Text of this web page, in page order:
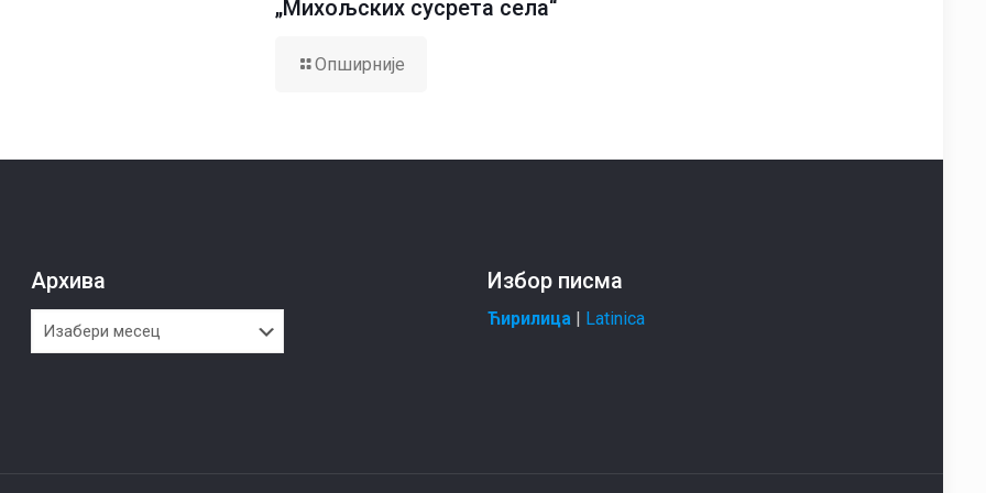
„Михољских сусрета села“
Опширније
Архива Избор писма
Ћирилица Latinica